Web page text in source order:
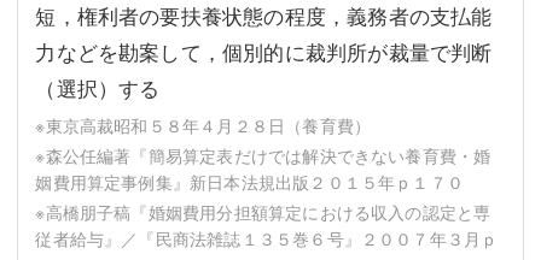
短，権利者の要扶養状態の程度，義務者の支払能
力などを勘案して，個別的に裁判所が裁量で判断
（選択）する
※東京高裁昭和５８年４月２８日（養育費）
※森公任編著『簡易算定表だけでは解決できない養育費・婚
姻費用算定事例集』新日本法規出版２０１５年ｐ１７０
※高橋朋子稿『婚姻費用分担額算定における収入の認定と専
従者給与』／『民商法雑誌１３５巻６号』２００７年３月ｐ